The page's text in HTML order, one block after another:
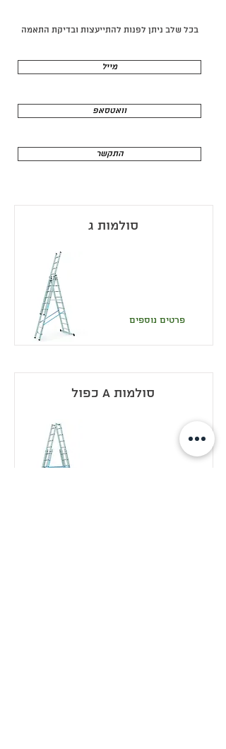
בכל שלב ניתן לפנות להתייעצות ובדיקת התאמה
מייל
וואטסאפ
התקשר
סולמות ג
פרטים נוספים
סולמות A כפול